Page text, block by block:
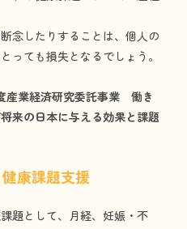
念したりすることは、個人の
っても損失となるでしょう。
産業経済研究委託事業 働き
来の日本に与える効果と課題
康課題支援
題として、月経、妊娠・不